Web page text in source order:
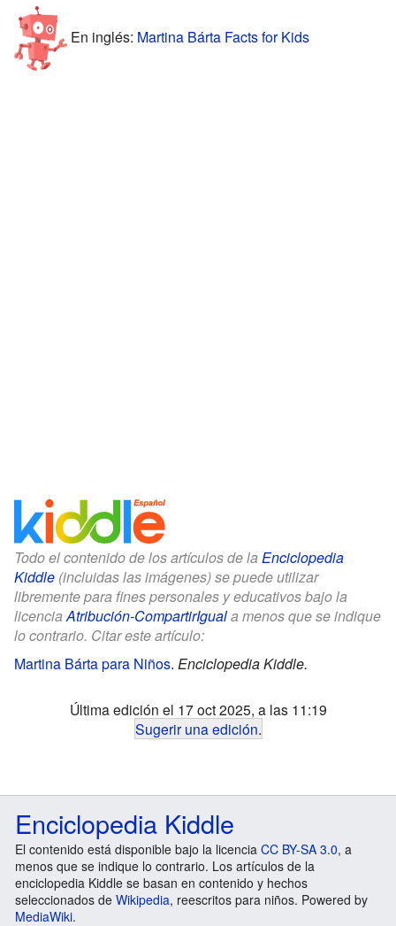
En inglés: Martina Bárta Facts for Kids
Todo el contenido de los artículos de la Enciclopedia
Kiddle (incluidas las imágenes) se puede utilizar
libremente para fines personales y educativos bajo la
licenciaAtribución-CompartirIguala menos que se indique
lo contrario. Citar este artículo:
Martina Bárta para Niños. Enciclopedia Kiddle.
Última edición el 17 oct 2025, a las 11:19
Sugerir una edición.
Enciclopedia Kiddle
El contenido está disponible bajo la licencia CC BY-SA 3.0, a
menos que se indique lo contrario. Los artículos de la
enciclopedia Kiddle se basan en contenido y hechos
seleccionados de Wikipedia, reescritos para niños. Powered by
MediaWiki.